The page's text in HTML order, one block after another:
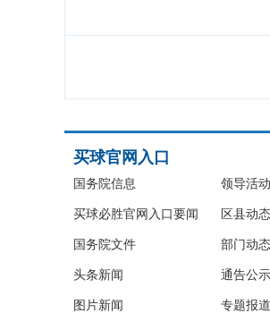
买球官网入口
国务院信息
买球必胜官网入口要闻
国务院文件
头条新闻
图片新闻
领导活动
区县动态
部门动态
通告公示
专题报道